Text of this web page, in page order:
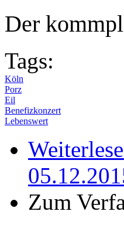
Der
Tags:
Köln
Porz
Eil
Benefizkonzert
Lebenswert
Zum